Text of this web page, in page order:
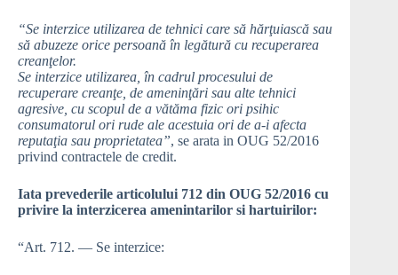
“Se interzice utilizarea de tehnici care să hărţuiască sau
să abuzeze orice persoană în legătură cu recuperarea
creanţelor.
Se interzice utilizarea, în cadrul procesului de
recuperare creanţe, de ameninţări sau alte tehnici
agresive, cu scopul de a vătăma fizic ori psihic
consumatorul ori rude ale acestuia ori de a-i afecta
reputaţia sau proprietatea”, se arata in OUG 52/2016
privind contractele de credit.
Iata prevederile articolului 712 din OUG 52/2016 cu
privire la interzicerea amenintarilor si hartuirilor:
“Art. 712. — Se interzice: